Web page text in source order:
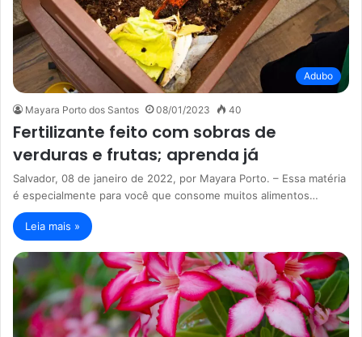
Adubo
Mayara Porto dos Santos 08/01/2023 40
Fertilizante feito com sobras de
verduras e frutas; aprenda já
Salvador, 08 de janeiro de 2022, por Mayara Porto. – Essa matéria
é especialmente para você que consome muitos alimentos…
Leia mais »